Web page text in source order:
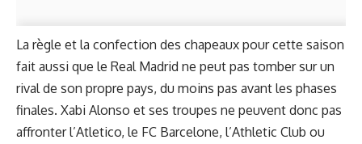
La règle et la confection des chapeaux pour cette saison
fait aussi que le Real Madrid ne peut pas tomber sur un
rival de son propre pays, du moins pas avant les phases
finales. Xabi Alonso et ses troupes ne peuvent donc pas
affronter l’Atletico, le FC Barcelone, l’Athletic Club ou